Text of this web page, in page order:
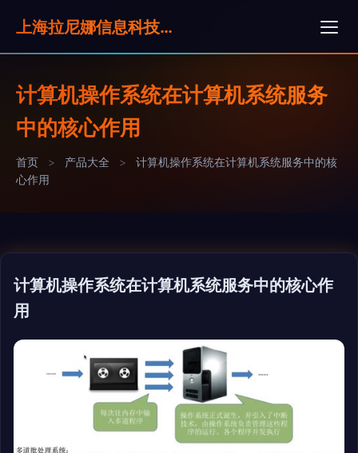
上海拉尼娜信息科技有限公司
计算机操作系统在计算机系统服务
中的核心作用
首页 > 产品大全 >
计算机操作系统在计算机系统服务中的核
心作用
计算机操作系统在计算机系统服务中的核心作
用